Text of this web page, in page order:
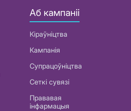
Аб кампаніі
Кіраўніцтва
Кампанія
Супрацоўніцтва
Сеткі сувязі
Прававая
інфармацыя